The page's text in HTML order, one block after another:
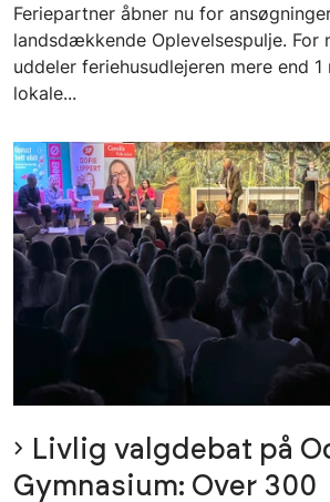
Feriepartner åbner nu for
landsdækkende Oplevelsespulje.
uddeler feriehusudlejeren mere end
lokale...
Livlig valgdebat på
Gymnasium: Over 300